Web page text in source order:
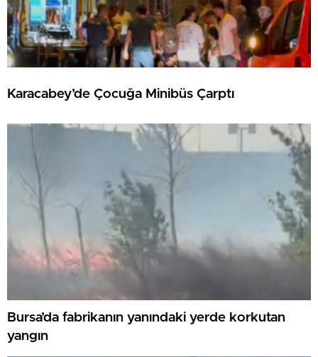
Karacabey’de Çocuğa Minibüs Çarptı
Bursa’da fabrikanın yanındaki yerde korkutan
yangın